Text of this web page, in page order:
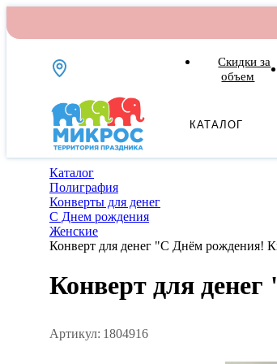
Скидки за
объем
КАТАЛОГ
Каталог
Полиграфия
Конверты для денег
С Днем рождения
Женские
Конверт для денег "С Днём рождения!
Конверт для
Артикул: 1804916